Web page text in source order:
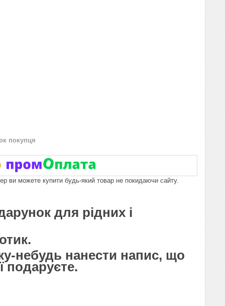
покупця
ви можете купити будь-який товар не покидаючи сайту.
для рідних і
небудь нанести напис, що
подаруєте.